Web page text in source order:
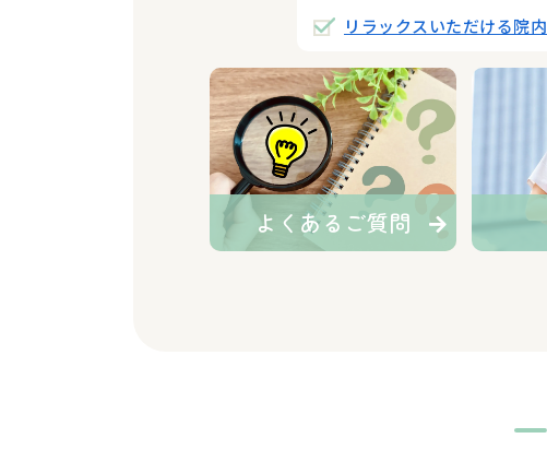
リラックスいただける院内
よくあるご質問